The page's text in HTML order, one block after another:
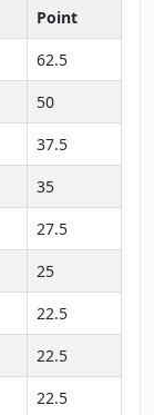
Point
62.5
50
37.5
35
27.5
25
22.5
22.5
22.5